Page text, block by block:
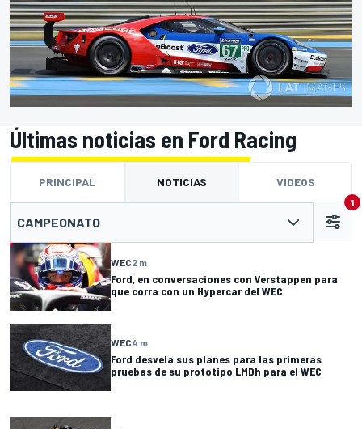
Últimas noticias en Ford Racing
PRINCIPAL NOTICIAS VIDEOS
CAMPEONATO
1
WEC2 m
Ford, en conversaciones con Verstappen para
que corra con un Hypercar del WEC
WEC4 m
Ford desvela sus planes para las primeras
pruebas de su prototipo LMDh para el WEC